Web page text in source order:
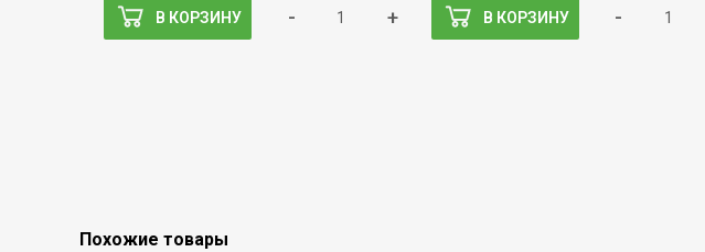
В КОРЗИНУ - + В КОРЗИНУ -
Похожие товары